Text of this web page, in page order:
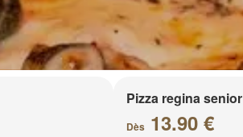
Pizza regina senior
Dès 13.90 €